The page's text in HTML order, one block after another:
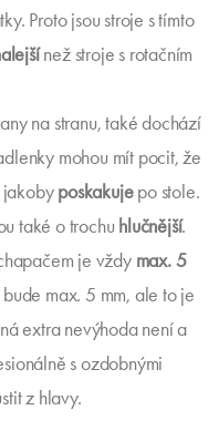
Proto jsou stroje s tímto
než stroje s rotačním
na stranu, také dochází
mohou mít pocit, že
jakobyposkakujepo stole.
také o trochu hlučnější.
je vždy max. 5
max. 5 mm, ale to je
extra nevýhoda není a
s ozdobnými
z hlavy.